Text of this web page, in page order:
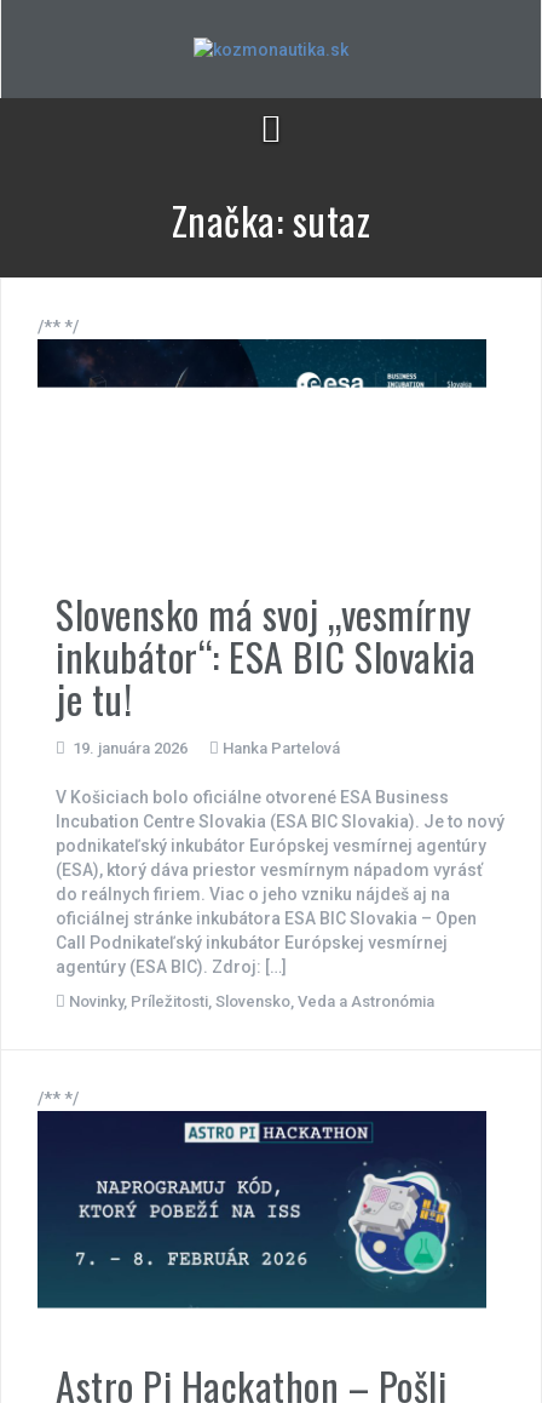
Značka:sutaz
/** */
Slovensko má svoj „vesmírny
inkubátor“: ESA BIC Slovakia
je tu!
19. januára 2026 Hanka Partelová
V Košiciach bolo oficiálne otvorené ESA Business
Incubation Centre Slovakia (ESA BIC Slovakia). Je to nový
podnikateľský inkubátor Európskej vesmírnej agentúry
(ESA), ktorý dáva priestor vesmírnym nápadom vyrásť
do reálnych firiem. Viac o jeho vzniku nájdeš aj na
oficiálnej stránke inkubátora ESA BIC Slovakia – Open
Call Podnikateľský inkubátor Európskej vesmírnej
agentúry (ESA BIC). Zdroj: […]
Novinky, Príležitosti Slovensko Veda a Astronómia
/** */
Astro Pi Hackathon – Pošli